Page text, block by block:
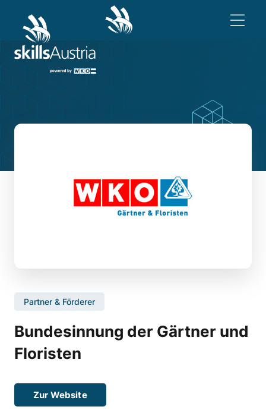
Partner & Förderer
Bundesinnung der Gärtner und
Floristen
Zur Website